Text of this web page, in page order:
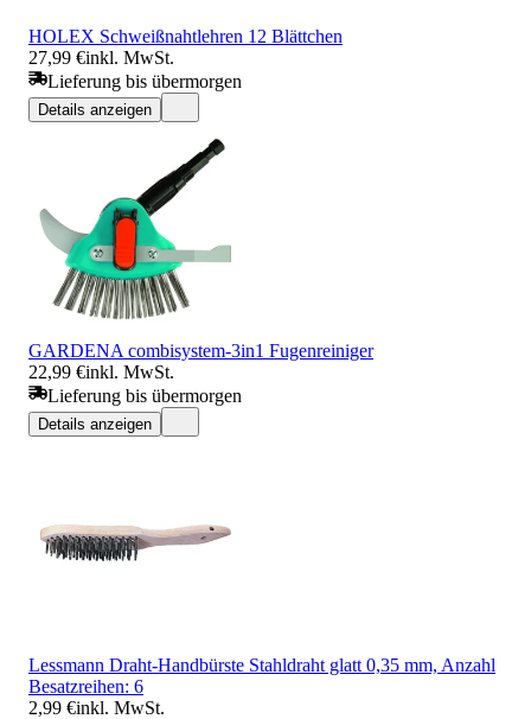
HOLEX Schweißnahtlehren 12 Blättchen
27,99 €inkl. MwSt.
Lieferung bis übermorgen
Details anzeigen
GARDENA combisystem-3in1 Fugenreiniger
22,99 €inkl. MwSt.
Lieferung bis übermorgen
Details anzeigen
Lessmann Draht-Handbürste Stahldraht glatt 0,35 mm, Anzahl
Besatzreihen: 6
2,99 €inkl. MwSt.